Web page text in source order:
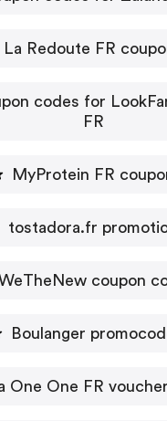
La Redoute FR
codes for
FR
MyProtein FR
tostadora.fr
coupon
Boulanger
One One FR